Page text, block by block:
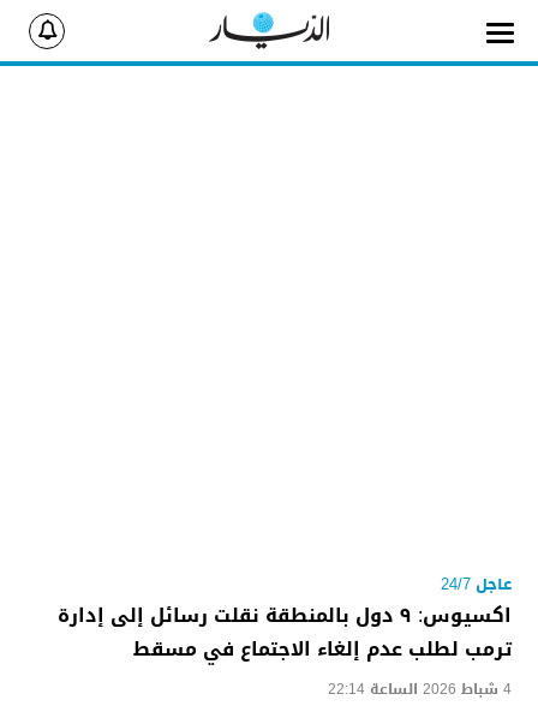
عاجل 24/7
اكسيوس: ٩ دول بالمنطقة نقلت رسائل إلى إدارة
ترمب لطلب عدم إلغاء الاجتماع في مسقط
4 شباط 2026 الساعة 22:14